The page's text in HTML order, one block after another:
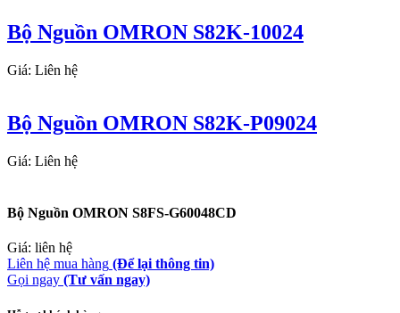
Bộ Nguồn OMRON S82K-10024
Giá: Liên hệ
Bộ Nguồn OMRON S82K-P09024
Giá: Liên hệ
Bộ Nguồn OMRON S8FS-G60048CD
Giá: liên hệ
Liên hệ mua hàng (Để lại thông tin)
Gọi ngay (Tư vấn ngay)